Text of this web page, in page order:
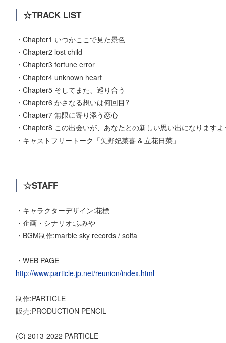
☆TRACK LIST
・Chapter1 いつかここで見た景色
・Chapter2 lost child
・Chapter3 fortune error
・Chapter4 unknown heart
・Chapter5 そしてまた、巡り合う
・Chapter6 かさなる想いは何回目?
・Chapter7 無限に寄り添う恋心
・Chapter8 この出会いが、あなたとの新しい思い出になります
・キャストフリートーク「矢野妃菜喜 & 立花日菜」
☆STAFF
・キャラクターデザイン:花標
・企画・シナリオ:ふみや
・BGM制作:marble sky records / solfa
・WEB PAGE
http://www.particle.jp.net/reunion/index.html
制作:PARTICLE
販売:PRODUCTION PENCIL
(C) 2013-2022 PARTICLE